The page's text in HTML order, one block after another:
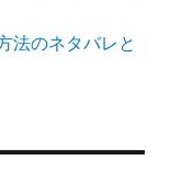
法のネタバレと